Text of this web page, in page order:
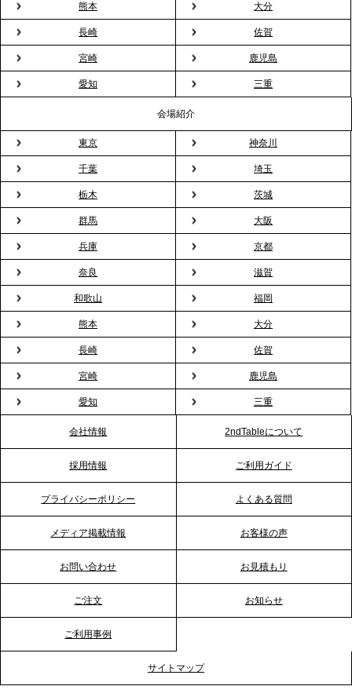
2026.3.16
プレスリリースのご案内｜2026年、春の親睦は「花
粉レス」な室内花見。福利厚生としても注目され
る、快適で新しいお花見体験
2026.3.5
プレスリリースのご案内｜「室内お花見」の法人利
用が前年比4倍に急増。オフィスに桜が届く福利厚生
2026.2.13
プレスリリースのご案内｜オフィスが「１日限定の
バー」に！福利厚生・社内交流を格上げする《出張
バーテンダー》サービスを開始
2026.1.26
プレスリリースのご案内｜もう「義理チョコ」で悩
まない。職場のバレンタインをケータリングで“福利
厚生”化。採用にも効く新スタイルを提案
RKB毎日放送「RKB NEWS」で、2ndTable「恵方
巻きケータリング」が紹介されました
2026.1.20
ーションを活性化
2025.12.12
熊本 大分
長崎 佐賀
宮崎 鹿児島
愛知 三重
会場紹介
東京 神奈川
千葉 埼玉
栃木 茨城
群馬 大阪
兵庫 京都
奈良 滋賀
和歌山 福岡
熊本 大分
長崎 佐賀
宮崎 鹿児島
愛知 三重
会社情報 2ndTableについて
採用情報 ご利用ガイド
プライバシーポリシー よくある質問
メディア掲載情報 お客様の声
お問い合わせ お見積もり
ご注文 お知らせ
ご利用事例
サイトマップ